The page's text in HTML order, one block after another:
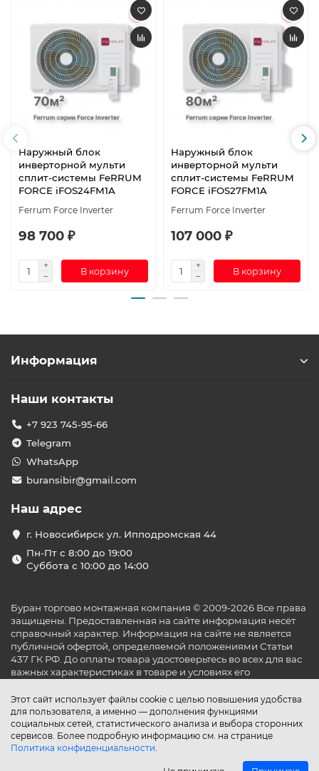
Наружный блок
инверторной мульти
сплит-системы FeRRUM
FORCE iFOS24FM1A
Ferrum Force Inverter
98 700 ₽
В корзину
Наружный блок
инверторной мульти
сплит-системы FeRRUM
FORCE iFOS27FM1A
Ferrum Force Inverter
107 000 ₽
В корзину
Этот сайт использует файлы cookie с целью повышения удобства
для пользователя, а именно — дополнения функциями
социальных сетей, статистического анализа и выбора сторонних
сервисов. Более подробную информацию см. на странице
Политика конфиденциальности.
Информация
Наши контакты
+7 923 745-95-66
Telegram
WhatsApp
buransibir@gmail.com
Наш адрес
г. Новосибирск ул. Ипподромская 44
Пн-Пт с 8:00 до 19:00
Суббота с 10:00 до 14:00
Буран торгово монтажная компания © 2009-2026 Все права
защищены. Предоставленная на сайте информация несёт
справочный характер. Информация на сайте не является
публичной офертой, определяемой положениями Статьи
437 ГК РФ. До оплаты товара удостоверьтесь во всех для вас
важных характеристиках в товаре и условиях его